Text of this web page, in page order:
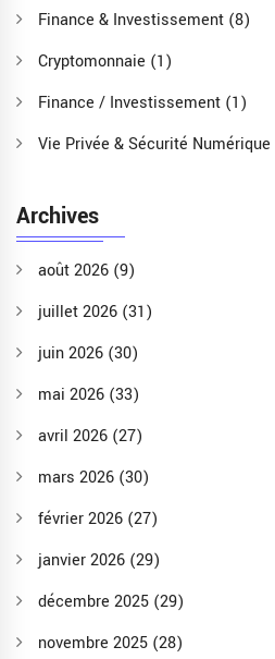
Finance & Investissement (8)
Cryptomonnaie (1)
Finance / Investissement (1)
Vie Privée & Sécurité Numérique
Archives
août 2026 (9)
juillet 2026 (31)
juin 2026 (30)
mai 2026 (33)
avril 2026 (27)
mars 2026 (30)
février 2026 (27)
janvier 2026 (29)
décembre 2025 (29)
novembre 2025 (28)